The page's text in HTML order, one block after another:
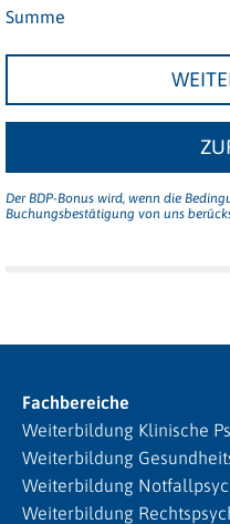
Summe
Der BDP-Bonus wird, wenn die
Buchungsbestätigung von uns
Fachbereiche
Weiterbildung Klinische
Weiterbildung
Weiterbildung
Weiterbildung